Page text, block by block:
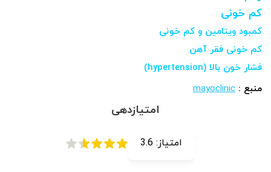
کم خونی
کمبود ویتامین و کم خونی
کم خونی فقر آهن
فشار خون بالا (hypertension)
منبع : mayoclinic
امتیازدهی
امتیاز: 3.6